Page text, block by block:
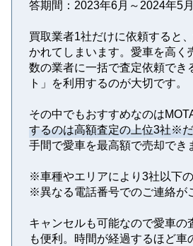
答期間：2023年6月～2024年5月
買取業者1社だけに依頼すると
かれてしまいます。愛車を高く
数の業者に一括で査定依頼でき
ト」を利用するのが大切です。
その中でもおすすめなのは
するのは高額査定の上位3社※
手間で愛車を最高額で売却でき
※⾞種やエリアにより3社以下の
※異なる電話番号でのご連絡が
キャンセルも可能なので愛車の
も便利。時間が経過するほど車